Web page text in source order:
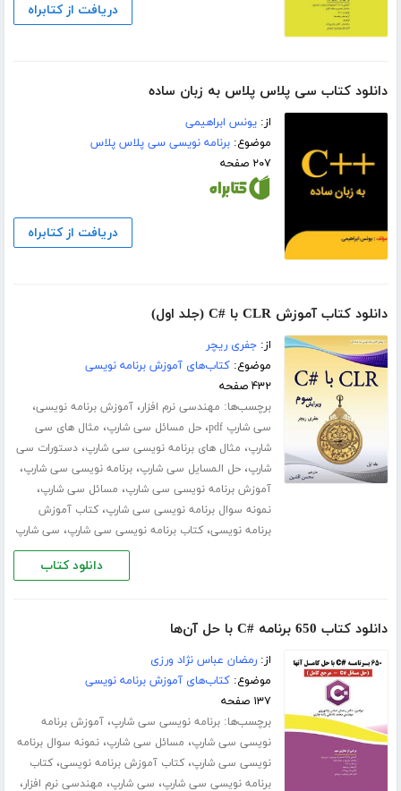
دریافت از کتابراه
دانلود کتاب سی پلاس پلاس به زبان ساده
از:یونس ابراهیمی
موضوع:برنامه نویسی سی پلاس پلاس
۲۰۷ صفحه
دریافت از کتابراه
دانلود کتاب آموزش CLR با #C (جلد اول)
از:جفری ریچر
موضوع:کتاب‌های آموزش برنامه نویسی
۴۳۲ صفحه
برچسب‌ها: مهندسی نرم افزار،آموزش برنامه نویسی،
سی شارپ pdf ،حل مسائل سی شارپ، مثال های سی
شارپ، مثال های برنامه نویسی سی شارپ،دستورات سی
شارپ،حل المسایل سی شارپ،برنامه نویسی سی شارپ،
آموزش برنامه نویسی سی شارپ، مسائل سی شارپ،
نمونه سوال برنامه نویسی سی شارپ،کتاب آموزش
برنامه نویسی،کتاب برنامه نویسی سی شارپ، سی شارپ
دانلود کتاب
دانلود کتاب 650 برنامه #C با حل آن‌ها
از:رمضان عباس نژاد ورزی
موضوع:کتاب‌های آموزش برنامه نویسی
۱۳۷ صفحه
برچسب‌ها:برنامه نویسی سی شارپ،آموزش برنامه
نویسی سی شارپ، مسائل سی شارپ،نمونه سوال برنامه
نویسی سی شارپ،کتاب آموزش برنامه نویسی،کتاب
برنامه نویسی سی شارپ، سی شارپ، مهندسی نرم افزار،